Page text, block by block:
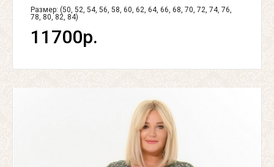
Размер: (50, 52, 54, 56, 58, 60, 62, 64, 66, 68, 70, 72, 74, 76,
78, 80, 82, 84)
11700р.